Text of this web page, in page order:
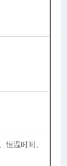
恒温时间、